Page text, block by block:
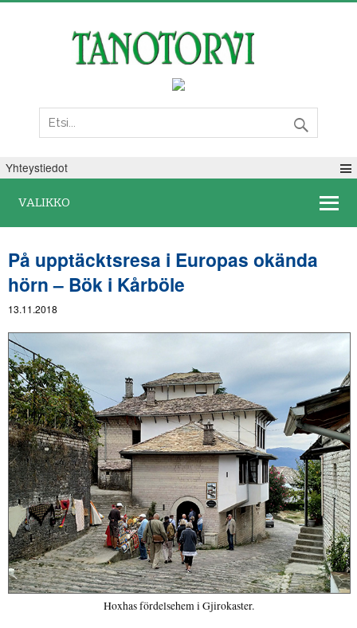
Yhteystiedot
VALIKKO
På upptäcktsresa i Europas okända
hörn – Bök i Kårböle
13.11.2018
Hoxhas fördelsehem i Gjirokaster.